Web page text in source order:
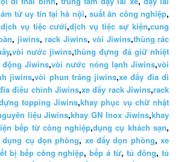
tử uy tín tại hà nội,suất ăn công nghiệp,
dịch vụ tiệc cưới,dịch vụ tiệc sự kiện,cung
, jiwins, rack Jiwins, vòi Jiwins,thùng rác
,vòi nước jiwins,thùng đựng đá giữ nhiệt
Jiwins,vòi nước nóng lạnh Jiwins,vòi
jiwins,vòi phun tráng jiwins,xe đẩy đĩa di
điều chỉnh Jiwins,xe đẩy rack Jiwins,rack
topping Jiwins,khay phục vụ chữ nhật
liệu Jiwins,khay GN Inox Jiwins,khay
bếp từ công nghiệp,dụng cụ khách sạn,
dụng cụ dọn phòng, xe đẩy dọn phòng,xe
bị bếp công nghiệp,bếp á từ,tủ đông,tủ